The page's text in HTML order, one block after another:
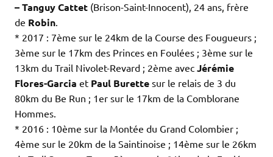
– Tanguy Cattet (Brison-Saint-Innocent), 24 ans, frère
de Robin.
* 2017 : 7ème sur le 24km de la Course des Fougueurs ;
3ème sur le 17km des Princes en Foulées ; 3ème sur le
13km du Trail Nivolet-Revard ; 2ème avec Jérémie
Flores-Garcia et Paul Burette sur le relais de 3 du
80km du Be Run ; 1er sur le 17km de la Comblorane
Hommes.
* 2016 : 10ème sur la Montée du Grand Colombier ;
4ème sur le 20km de la Saintinoise ; 14ème sur le 26km